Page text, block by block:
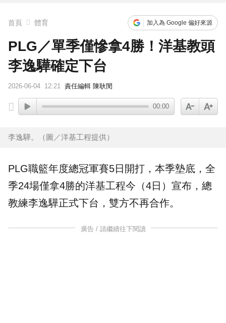
首頁 體育 加入為 Google 偏好來源
PLG／單季僅慘拿4勝！洋基教頭
李逸驊確定下台
2026-06-04 12:21 責任編輯 陳耿閔
00:00
李逸驊。（圖／洋基工程提供）
PLG職籃年度總冠軍賽5日開打，本季墊底，全
季24場僅拿4勝的洋基工程今（4日）宣布， 總
教練李逸驊正式下台，雙方不再合作。
廣告 / 請繼續往下閱讀